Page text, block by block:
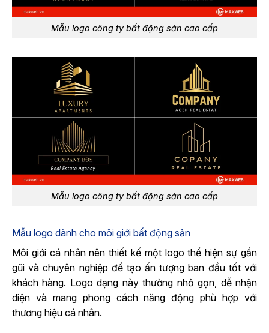
Mẫu logo công ty bất động sản cao cấp
Mẫu logo công ty bất động sản cao cấp
Mẫu logo dành cho môi giới bất động sản
Môi giới cá nhân nên thiết kế một logo thể hiện sự gần
gũi và chuyên nghiệp để tạo ấn tượng ban đầu tốt với
khách hàng. Logo dạng này thường nhỏ gọn, dễ nhận
diện và mang phong cách năng động phù hợp với
thương hiệu cá nhân.